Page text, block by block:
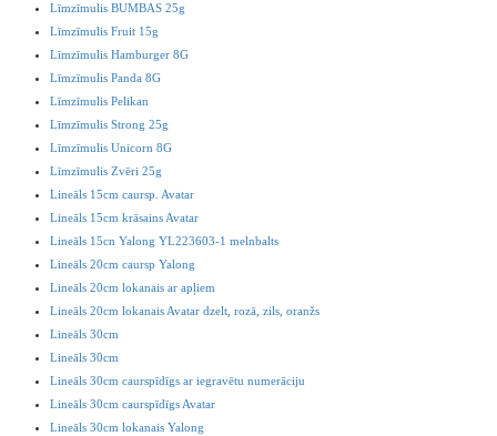
Līmzīmulis BUMBAS 25g
Līmzīmulis Fruit 15g
Līmzīmulis Hamburger 8G
Līmzīmulis Panda 8G
Līmzīmulis Pelikan
Līmzīmulis Strong 25g
Līmzīmulis Unicorn 8G
Līmzīmulis Zvēri 25g
Lineāls 15cm caursp. Avatar
Lineāls 15cm krāsains Avatar
Lineāls 15cn Yalong YL223603-1 melnbalts
Lineāls 20cm caursp Yalong
Lineāls 20cm lokanais ar apļiem
Lineāls 20cm lokanais Avatar dzelt, rozā, zils, oranžs
Lineāls 30cm
Lineāls 30cm
Lineāls 30cm caurspīdīgs ar iegravētu numerāciju
Lineāls 30cm caurspīdīgs Avatar
Lineāls 30cm lokanais Yalong